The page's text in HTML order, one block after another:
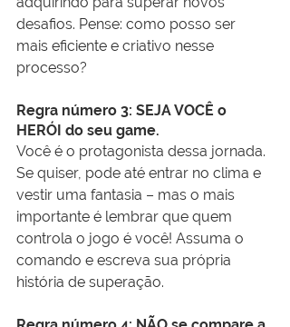
desafios. Pense: como posso ser
mais eficiente e criativo nesse
processo?
Regra número 3: SEJA VOCÊ o
HERÓI do seu game.
Você é o protagonista dessa jornada.
Se quiser, pode até entrar no clima e
vestir uma fantasia – mas o mais
importante é lembrar que quem
controla o jogo é você! Assuma o
comando e escreva sua própria
história de superação.